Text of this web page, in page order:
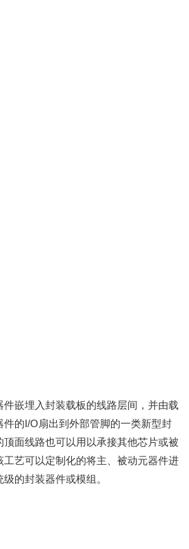
嵌埋入封装载板的线路层间，并由载
的I/O扇出到外部管脚的一类新型封
面线路也可以用以承接其他芯片或被
艺可以定制化的将主、被动元器件进
的封装器件或模组。